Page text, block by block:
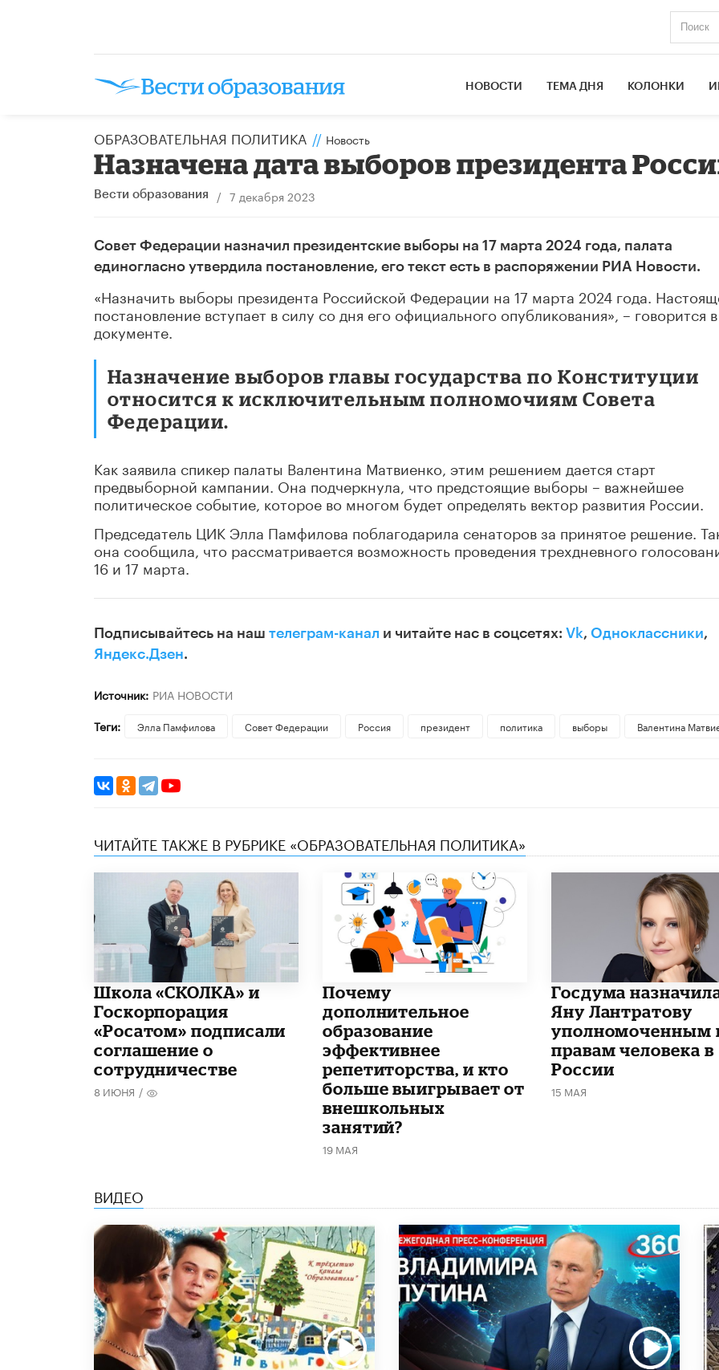
НОВОСТИ ТЕМА ДНЯ КОЛОНКИ
ОБРАЗОВАТЕЛЬНАЯ ПОЛИТИКА // Новость
Назначена дата выборов президента
Вести образования / 7 декабря 2023
Совет Федерации назначил президентские выборы на 17 марта 2024 года, палата
единогласно утвердила постановление, его текст есть в распоряжении РИА Новости.
«Назначить выборы президента Российской Федерации на 17 марта 2024 года.
постановление вступает в силу со дня его официального опубликования», – говорится в
документе.
Назначение выборов главы государства по Конституции
относится к исключительным полномочиям Совета
Федерации.
Как заявила спикер палаты Валентина Матвиенко, этим решением дается старт
предвыборной кампании. Она подчеркнула, что предстоящие выборы – важнейшее
политическое событие, которое во многом будет определять вектор развития России.
Председатель ЦИК Элла Памфилова поблагодарила сенаторов за принятое решение.
она сообщила, что рассматривается возможность проведения трехдневного
16 и 17 марта.
Подписывайтесь на наш телеграм-канал и читайте нас в соцсетях: Vk, Одноклассники,
Яндекс.Дзен.
Источник: РИА НОВОСТИ
Теги:
Элла Памфилова Совет Федерации Россия президент политика выборы Валентина
ЧИТАЙТЕ ТАКЖЕ В РУБРИКЕ «ОБРАЗОВАТЕЛЬНАЯ ПОЛИТИКА»
Школа «СКОЛКА» и
Госкорпорация
«Росатом» подписали
соглашение о
сотрудничестве
8 ИЮНЯ /
​Почему
дополнительное
образование
эффективнее
репетиторства, и кто
больше выигрывает от
внешкольных
занятий?
19 МАЯ
Госдума
Яну Лантратову
уполномоченным
правам человека в
России
15 МАЯ
ВИДЕО